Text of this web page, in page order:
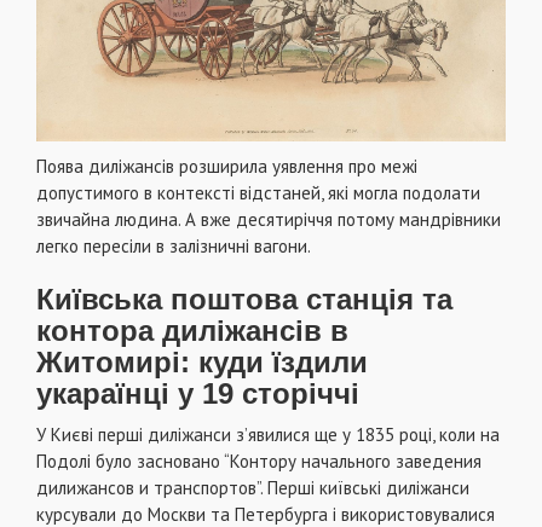
Поява диліжансів розширила уявлення про межі
допустимого в контексті відстаней, які могла подолати
звичайна людина. А вже десятиріччя потому мандрівники
легко пересіли в залізничні вагони.
Київська поштова станція та
контора диліжансів в
Житомирі: куди їздили
укараїнці у 19 сторіччі
У Києві перші диліжанси з’явилися ще у 1835 році, коли на
Подолі було засновано “Контору начального заведения
дилижансов и транспортов”. Перші київські диліжанси
курсували до Москви та Петербурга і використовувалися